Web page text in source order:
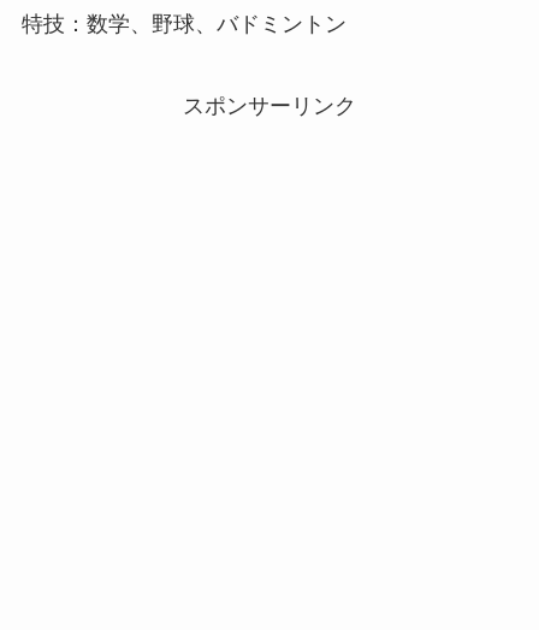
特技：数学、野球、バドミントン
スポンサーリンク